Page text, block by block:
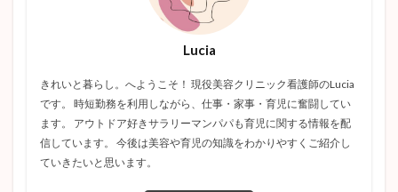
Lucia
きれいと暮らし。へようこそ！ 現役美容クリニック看護師のLucia
です。 時短勤務を利用しながら、仕事・家事・育児に奮闘してい
ます。 アウトドア好きサラリーマンパパも育児に関する情報を配
信しています。 今後は美容や育児の知識をわかりやすくご紹介し
ていきたいと思います。